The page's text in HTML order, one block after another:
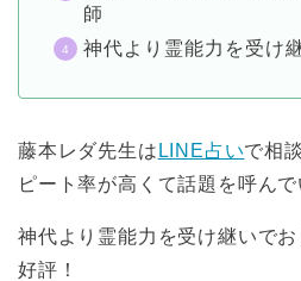
師
神代より霊能力を受け
藤本レダ先生は LINE占いで相
ピート率が高くて話題を呼んで
神代より霊能力を受け継いで
好評！